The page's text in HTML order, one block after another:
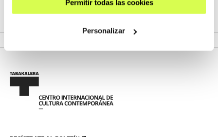
Permitir todas las cookies
Personalizar